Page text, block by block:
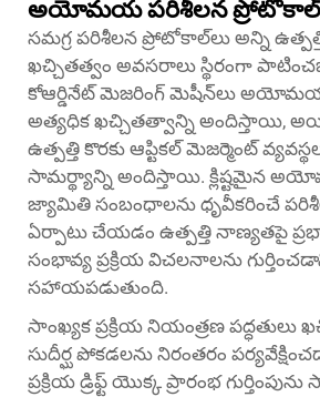
అయోమయ పరిశీలన
సమగ్ర పరిశీలన ప్రోటోకాల్‌లు అన్ని
ఖచ్చితత్వం అవసరాలు స్థిరంగా
కోఆర్డినేట్ మెజరింగ్ మెషీన్‌లు అయోమయ
అత్యధిక ఖచ్చితత్వాన్ని అందిస్తాయి,
ఉత్పత్తి కొరకు ఆప్టికల్ మెజర్మెంట్
సామర్థ్యాన్ని అందిస్తాయి. క్లిష్టమైన
జ్యామితి సంబంధాలను ధృవీకరించే
ఏర్పాటు చేయడం ఉత్పత్తి నాణ్యతపై
సంభావ్య ప్రక్రియ విచలనాలను
సహాయపడుతుంది.
సాంఖ్యక ప్రక్రియ నియంత్రణ పద్ధతులు
సుదీర్ఘ పోకడలను నిరంతరం
ప్రక్రియ డ్రిఫ్ట్ యొక్క ప్రారంభ